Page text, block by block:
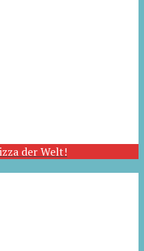
der Welt!